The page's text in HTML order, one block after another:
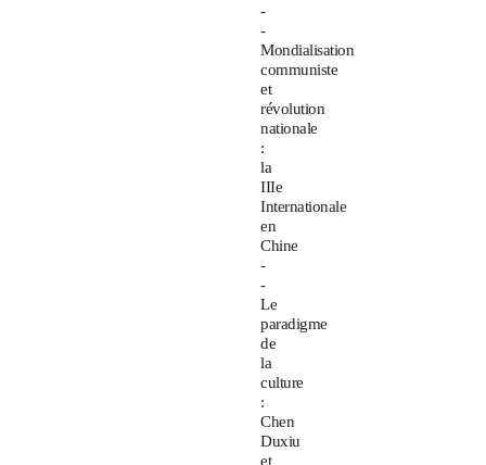
-
-
Mondialisation
communiste
et
révolution
nationale
:
la
IIIe
Internationale
en
Chine
-
-
Le
paradigme
de
la
culture
:
Chen
Duxiu
et